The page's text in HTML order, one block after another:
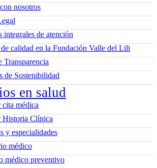
nosotros
integrales de atención
calidad en la Fundación Valle del Lili
Transparencia
de Sostenibilidad
en salud
cita médica
Historia Clínica
y especialidades
médico
médico preventivo